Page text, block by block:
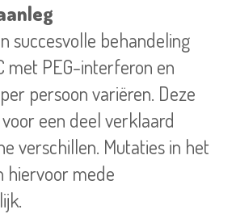
succesvolle behandeling
met PEG-interferon en
persoon variëren. Deze
een deel verklaard
verschillen. Mutaties in het
hiervoor mede